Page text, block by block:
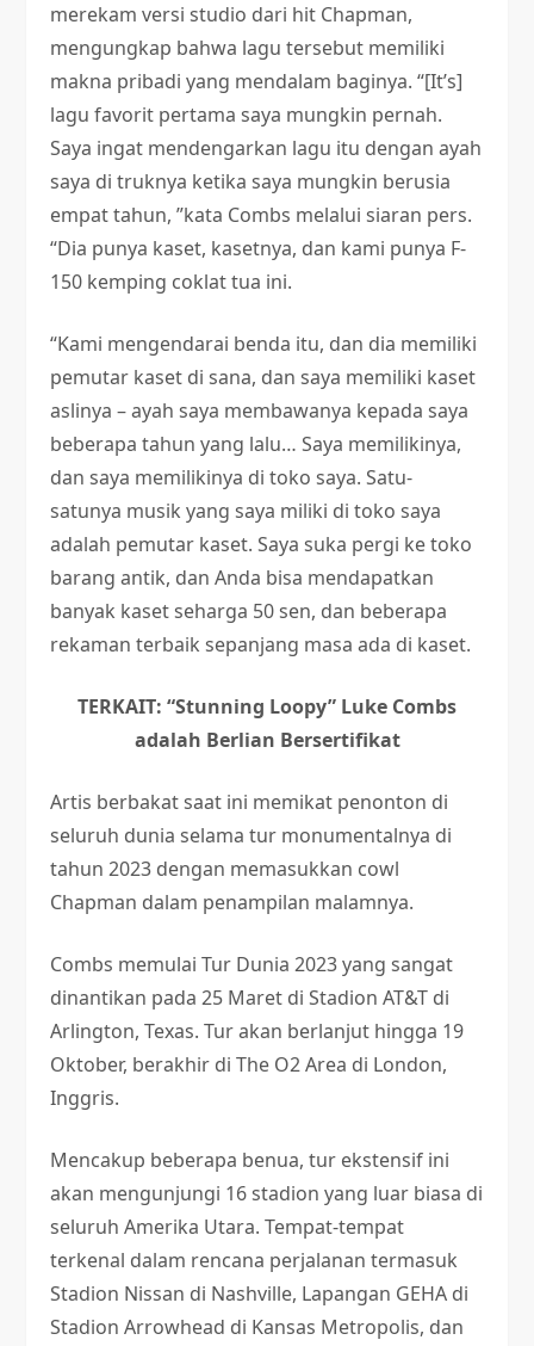
merekam versi studio dari hit Chapman,
mengungkap bahwa lagu tersebut memiliki
makna pribadi yang mendalam baginya. “[It’s]
lagu favorit pertama saya mungkin pernah.
Saya ingat mendengarkan lagu itu dengan ayah
saya di truknya ketika saya mungkin berusia
empat tahun, ”kata Combs melalui siaran pers.
“Dia punya kaset, kasetnya, dan kami punya F-
150 kemping coklat tua ini.
“Kami mengendarai benda itu, dan dia memiliki
pemutar kaset di sana, dan saya memiliki kaset
aslinya – ayah saya membawanya kepada saya
beberapa tahun yang lalu… Saya memilikinya,
dan saya memilikinya di toko saya. Satu-
satunya musik yang saya miliki di toko saya
adalah pemutar kaset. Saya suka pergi ke toko
barang antik, dan Anda bisa mendapatkan
banyak kaset seharga 50 sen, dan beberapa
rekaman terbaik sepanjang masa ada di kaset.
TERKAIT: “Stunning Loopy” Luke Combs
adalah Berlian Bersertifikat
Artis berbakat saat ini memikat penonton di
seluruh dunia selama tur monumentalnya di
tahun 2023 dengan memasukkan cowl
Chapman dalam penampilan malamnya.
Combs memulai Tur Dunia 2023 yang sangat
dinantikan pada 25 Maret di Stadion AT&T di
Arlington, Texas. Tur akan berlanjut hingga 19
Oktober, berakhir di The O2 Area di London,
Inggris.
Mencakup beberapa benua, tur ekstensif ini
akan mengunjungi 16 stadion yang luar biasa di
seluruh Amerika Utara. Tempat-tempat
terkenal dalam rencana perjalanan termasuk
Stadion Nissan di Nashville, Lapangan GEHA di
Stadion Arrowhead di Kansas Metropolis, dan